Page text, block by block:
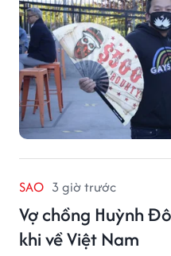
SAO 3 giờ trước
Vợ chồng Huỳnh
khi về Việt Nam